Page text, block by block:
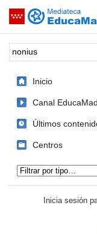
Saltar navegación
Palabra o frase:
Inicio
Canal
Últimos
Centros
Inicia sesión